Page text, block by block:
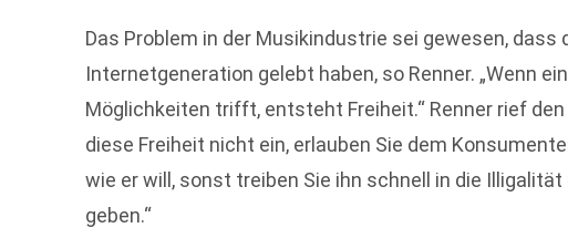
Das Problem in der Musikindustrie sei gewesen, dass
Internetgeneration gelebt haben, so Renner. „Wenn
Möglichkeiten trifft, entsteht Freiheit.“ Renner rief den
diese Freiheit nicht ein, erlauben Sie dem
wie er will, sonst treiben Sie ihn schnell in die
geben.“